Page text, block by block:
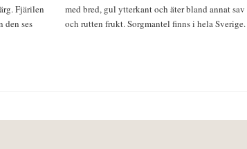
Fjärilen
den ses
med bred, gul ytterkant och äter bland annat sav
och rutten frukt. Sorgmantel finns i hela Sverige.